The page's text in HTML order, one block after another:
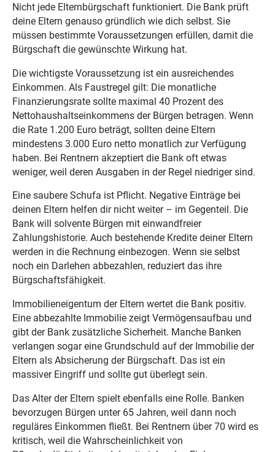
Nicht jede Elternbürgschaft funktioniert. Die Bank prüft
deine Eltern genauso gründlich wie dich selbst. Sie
müssen bestimmte Voraussetzungen erfüllen, damit die
Bürgschaft die gewünschte Wirkung hat.
Die wichtigste Voraussetzung ist ein ausreichendes
Einkommen. Als Faustregel gilt: Die monatliche
Finanzierungsrate sollte maximal 40 Prozent des
Nettohaushaltseinkommens der Bürgen betragen. Wenn
die Rate 1.200 Euro beträgt, sollten deine Eltern
mindestens 3.000 Euro netto monatlich zur Verfügung
haben. Bei Rentnern akzeptiert die Bank oft etwas
weniger, weil deren Ausgaben in der Regel niedriger sind.
Eine saubere Schufa ist Pflicht. Negative Einträge bei
deinen Eltern helfen dir nicht weiter – im Gegenteil. Die
Bank will solvente Bürgen mit einwandfreier
Zahlungshistorie. Auch bestehende Kredite deiner Eltern
werden in die Rechnung einbezogen. Wenn sie selbst
noch ein Darlehen abbezahlen, reduziert das ihre
Bürgschaftsfähigkeit.
Immobilieneigentum der Eltern wertet die Bank positiv.
Eine abbezahlte Immobilie zeigt Vermögensaufbau und
gibt der Bank zusätzliche Sicherheit. Manche Banken
verlangen sogar eine Grundschuld auf der Immobilie der
Eltern als Absicherung der Bürgschaft. Das ist ein
massiver Eingriff und sollte gut überlegt sein.
Das Alter der Eltern spielt ebenfalls eine Rolle. Banken
bevorzugen Bürgen unter 65 Jahren, weil dann noch
reguläres Einkommen fließt. Bei Rentnern über 70 wird es
kritisch, weil die Wahrscheinlichkeit von